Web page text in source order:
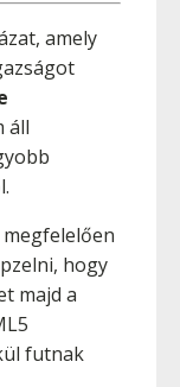
amely
áll
hogy
majd a
futnak